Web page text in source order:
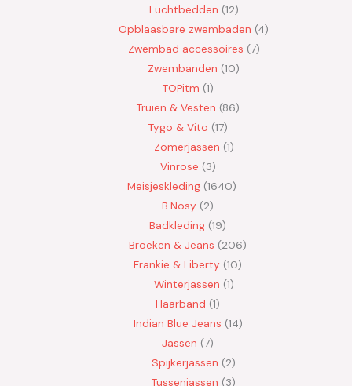
Luchtbedden 12
Opblaasbare zwembaden 4
Zwembad accessoires 7
Zwembanden 10
TOPitm 1
Truien & Vesten 86
Tygo & Vito 17
Zomerjassen 1
Vinrose 3
Meisjeskleding 1640
B.Nosy
2
Badkleding 19
Broeken & Jeans
206
Frankie & Liberty 10
Winterjassen 1
Haarband 1
Indian Blue Jeans 14
Jassen 7
Spijkerjassen
2
Tussenjassen
3